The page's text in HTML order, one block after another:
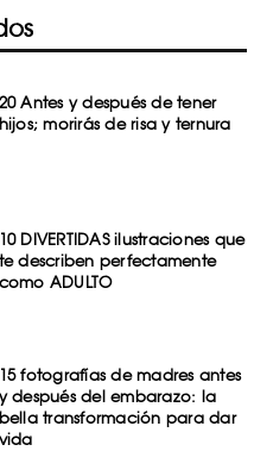
20 Antes y después de tener
hijos; morirás de risa y ternura
10 DIVERTIDAS ilustraciones que
te describen perfectamente
como ADULTO
15 fotografías de madres antes
y después del embarazo: la
bella transformación para dar
vida